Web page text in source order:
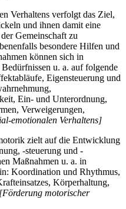
Verhaltens verfolgt das Ziel,
und ihnen damit eine
Gemeinschaft zu
besondere Hilfen und
können sich in
u. a. auf folgende
Eigensteuerung und
Ein- und Unterordnung,
Verweigerungen,
emotionalen Verhaltens]
zielt auf die Entwicklung
-steuerung und -
Maßnahmen u. a. in
Koordination und Rhythmus,
Körperhaltung,
[Förderung motorischer